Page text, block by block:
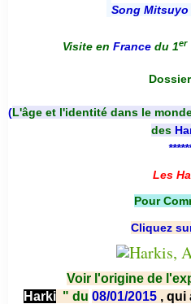
Song
Visite en France du 1er
Dossier
(L'âge et l'identité dans le
des
Les
Pour
Cliquez
Voir l'origine de
Harki " du 08/01/2015 , qui